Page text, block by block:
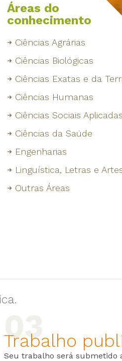
Áreas do
conhecimento
Ciências Agrárias
Ciências Biológicas
Ciências Exatas e da
Ciências Humanas
Ciências Sociais Aplicadas
Ciências da Saúde
Engenharias
Linguística, Letras e
Outras Áreas
Trabalho
Seu trabalho será submetido